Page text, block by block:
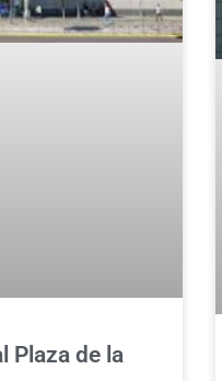
Plaza de la